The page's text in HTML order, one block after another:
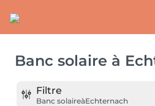
Banc solaire à
Filtre
Banc solaireàEchternach